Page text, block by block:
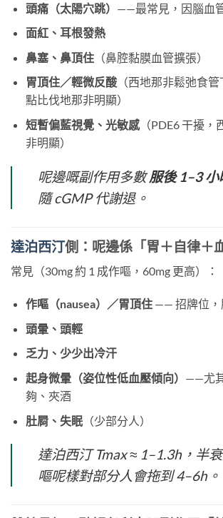
頭痛（太陽穴跳） ——最常見，因腦血
面紅、耳根發熱
鼻塞、鼻頂住（鼻腔黏膜血管擴張）
胃頂住／輕微反酸（西地那非鬆弛食管
點比伐地那非明顯）
短暫偏藍視覺、光敏感（PDE6 干擾，
非明顯）
呢邊嘅副作用多數服後 1–3
隨 cGMP 代謝退。
達泊西汀側：呢邊係「胃＋自律＋
常見（30mg 約 1 成作嘔，60mg 更高）：
作嘔（nausea）／胃頂住 —— 招牌位，
頭暈、頭輕
乏力、少少出冷汗
起身微暈（姿位性低血壓傾向） ——尤
夠、夾酒
肚屙、失眠（少部分人）
達泊西汀 Tmax ≈ 1–1.3h，半
嘔呢樣對部分人會拖到 4–6h。